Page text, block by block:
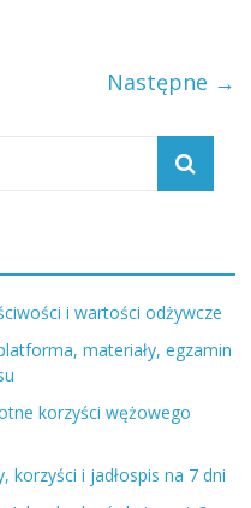
Następne →
i wartości odżywcze
materiały, egzamin
korzyści wężowego
korzyści i jadłospis na 7 dni